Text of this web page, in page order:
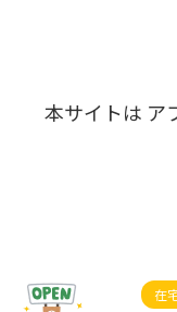
本サイトは ア
在